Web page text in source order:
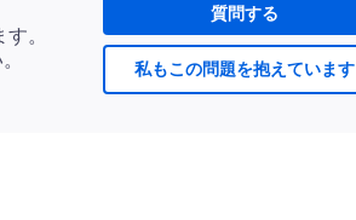
質問する
私もこの問題を抱えています
。